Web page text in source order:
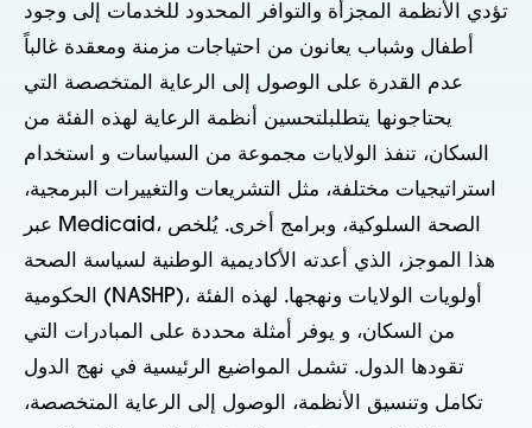
تؤدي الأنظمة المجزأة والتوافر المحدود للخدمات إلى وجود
أطفال وشباب يعانون من احتياجات مزمنة ومعقدة غالباً
عدم القدرة على الوصول إلى الرعاية المتخصصة التي
يحتاجونها يتطلبلتحسين أنظمة الرعاية لهذه الفئة من
السكان، تنفذ الولايات مجموعة من السياسات و
استخدام
استراتيجيات مختلفة، مثل التشريعات والتغييرات البرمجية،
عبر Medicaid
، الصحة السلوكية، وبرامج أخرى. يُلخص
هذا الموجز، الذي أعدته الأكاديمية الوطنية لسياسة الصحة
الحكومية (NASHP)، أولويات الولايات ونهجها. لهذه الفئة
من السكان، و يوفر
أمثلة محددة على المبادرات التي
تقودها الدول. تشمل المواضيع الرئيسية في نهج الدول
تكامل وتنسيق الأنظمة،
الوصول إلى الرعاية المتخصصة،